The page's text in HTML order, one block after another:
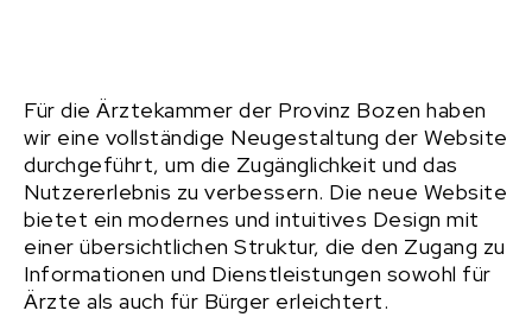
Für die Ärztekammer der Provinz Bozen haben
wir eine vollständige Neugestaltung der Website
durchgeführt, um die Zugänglichkeit und das
Nutzererlebnis zu verbessern. Die neue Website
bietet ein modernes und intuitives Design mit
einer übersichtlichen Struktur, die den Zugang zu
Informationen und Dienstleistungen sowohl für
Ärzte als auch für Bürger erleichtert.